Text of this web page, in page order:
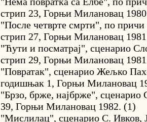
стрип 23, Горњи Милановац
"После четврте смрти", по
стрип 27, Горњи Милановац
"Ћути и посматрај", сценарио
стрип 29, Горњи Милановац
"Повратак", сценарио Жељко
годишњак 1, Горњи Милановац
"Брзо, брже, најбрже", сценарио
39, Горњи Милановац 1982. (1)
"Мислилац", сценарио С. Ивков,